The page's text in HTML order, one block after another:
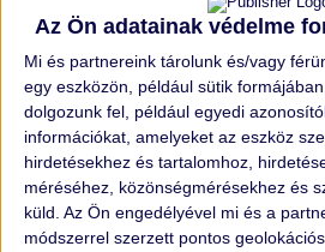
Az Ön adatainak védelme
Mi és partnereink tárolunk és/vagy
egy eszközön, például sütik
dolgozunk fel, például egyedi
információkat, amelyeket az eszköz
hirdetésekhez és tartalomhoz,
méréséhez, közönségmérésekhez és
küld. Az Ön engedélyével mi és a
módszerrel szerzett pontos
ELOLVASOM >